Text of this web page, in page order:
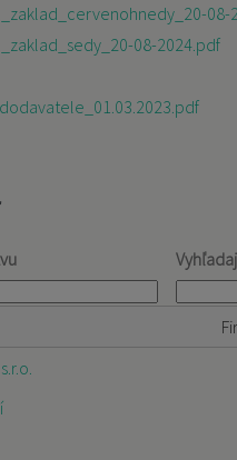
08-
08-2024.pdf